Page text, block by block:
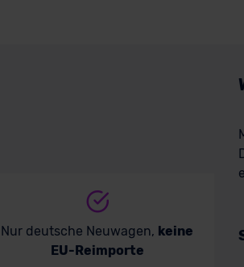
Nur deutsche Neuwagen, keine
EU-Reimporte